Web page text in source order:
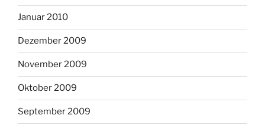
Januar 2010
Dezember 2009
November 2009
Oktober 2009
September 2009